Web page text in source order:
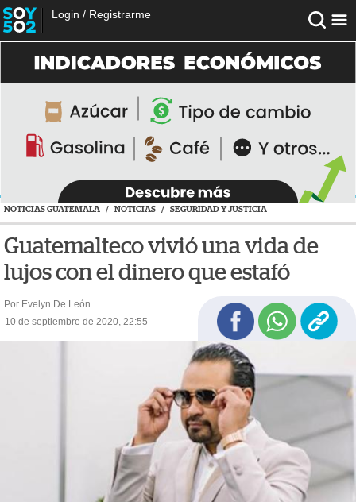
Login / Registrarme
NOTICIAS GUATEMALA / NOTICIAS / SEGURIDAD Y JUSTICIA
Guatemalteco vivió una vida de
lujos con el dinero que estafó
Por Evelyn De León
10 de septiembre de 2020, 22:55